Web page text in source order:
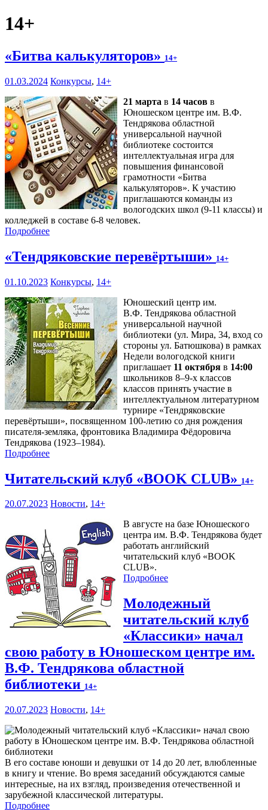
14+
«Битва калькуляторов» 14+
01.03.2024 Конкурсы, 14+
21 марта в 14 часов в
Юношеском центре им. В.Ф.
Тендрякова областной
универсальной научной
библиотеке состоится
интеллектуальная игра для
повышения финансовой
грамотности «Битва
калькуляторов». К участию
приглашаются команды из
вологодских школ (9-11 классы) и
колледжей в составе 6-8 человек.
Подробнее
«Тендряковские перевёртыши» 14+
01.10.2023 Конкурсы, 14+
Юношеский центр им.
В.Ф. Тендрякова областной
универсальной научной
библиотеки (ул. Мира, 34, вход со
стороны ул. Батюшкова) в рамках
Недели вологодской книги
приглашает 11 октября в 14:00
школьников 8–9-х классов
классов принять участие в
интеллектуальном литературном
турнире «Тендряковские
перевёртыши», посвященном 100-летию со дня рождения
писателя-земляка, фронтовика Владимира Фёдоровича
Тендрякова (1923–1984).
Подробнее
Читательский клуб «BOOK CLUB» 14+
20.07.2023 Новости, 14+
В августе на базе Юношеского
центра им. В.Ф. Тендрякова будет
работать английский
читательский клуб «BOOK
CLUB».
Подробнее
Молодежный
читательский клуб
«Классики» начал
свою работу в Юношеском центре им.
В.Ф. Тендрякова областной
библиотеки 14+
20.07.2023 Новости, 14+
В его составе юноши и девушки от 14 до 20 лет, влюбленные
в книгу и чтение. Во время заседаний обсуждаются самые
интересные, на их взгляд, произведения отечественной и
зарубежной классической литературы.
Подробнее